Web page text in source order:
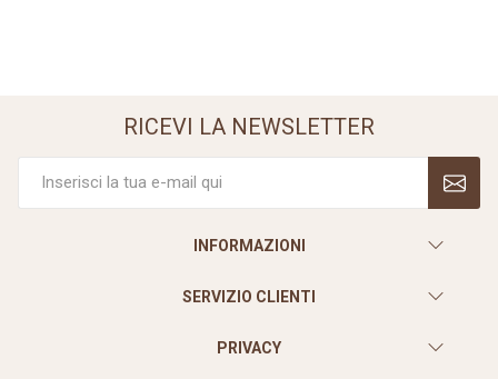
RICEVI LA NEWSLETTER
INFORMAZIONI
SERVIZIO CLIENTI
PRIVACY